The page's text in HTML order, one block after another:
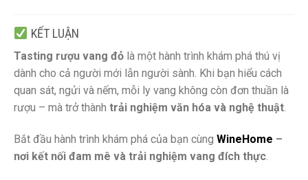
KẾT LUẬN
Tasting rượu vang đỏ là một hành trình khám phá thú vị
dành cho cả người mới lẫn người sành. Khi bạn hiểu cách
quan sát, ngửi và nếm, mỗi ly vang không còn đơn thuần là
rượu – mà trở thành trải nghiệm văn hóa và nghệ thuật
Bắt đầu hành trình khám phá của bạn cùng WineHome –
nơi kết nối đam mê và trải nghiệm vang đích thực